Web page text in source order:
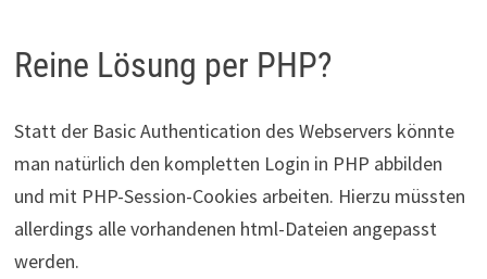
Reine Lösung per PHP?
Statt der Basic Authentication des Webservers könnte
man natürlich den kompletten Login in PHP abbilden
und mit PHP-Session-Cookies arbeiten. Hierzu müssten
allerdings alle vorhandenen html-Dateien angepasst
werden.